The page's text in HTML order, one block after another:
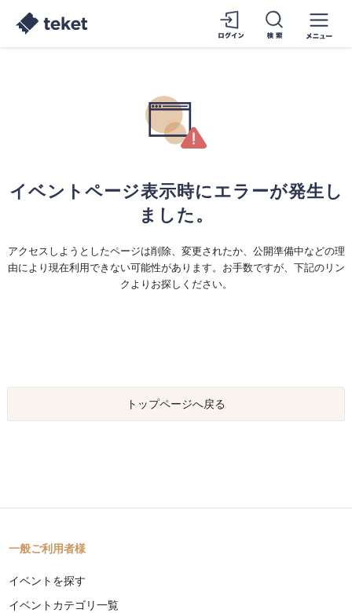
イベントページ表示時にエラーが発生し
ました。
アクセスしようとしたページは削除、変更されたか、公開準備中などの理
由により現在利用できない可能性があります。お手数ですが、下記のリン
クよりお探しください。
トップページへ戻る
一般ご利用者様
イベントを探す
イベントカテゴリ一覧